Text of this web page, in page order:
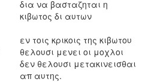
δια να βασταζηται η
κιβωτος δι αυτων
εν τοις κρικοις της κιβωτου
θελουσι μενει οι μοχλοι
δεν θελουσι μετακινεισθαι
απ αυτης.